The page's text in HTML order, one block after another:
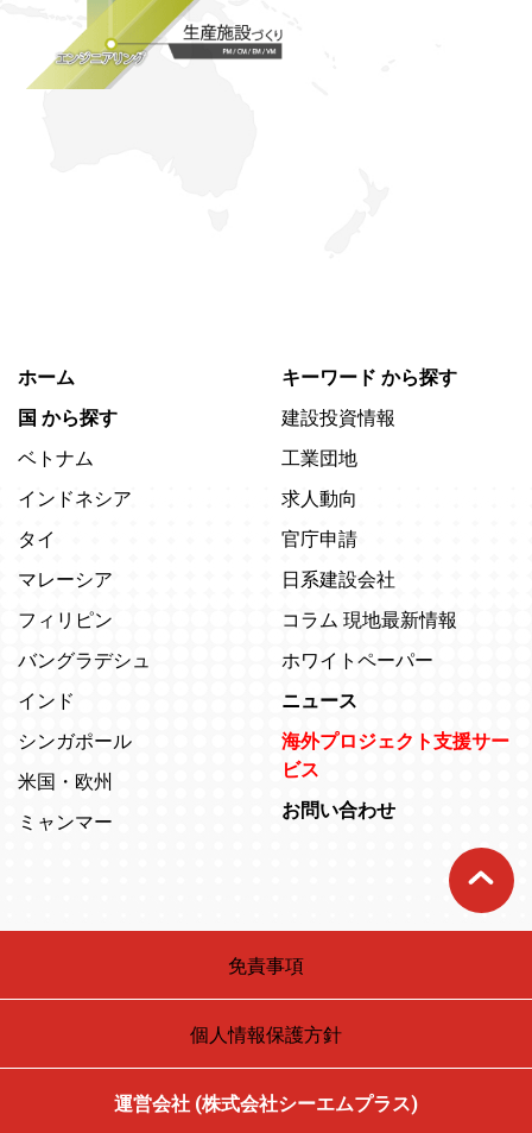
ホーム
国 から探す
ベトナム
インドネシア
タイ
マレーシア
フィリピン
バングラデシュ
インド
シンガポール
米国・欧州
ミャンマー
キーワード から探す
建設投資情報
工業団地
求人動向
官庁申請
日系建設会社
コラム 現地最新情報
ホワイトペーパー
ニュース
海外プロジェクト支援サー
ビス
お問い合わせ
免責事項
個人情報保護方針
運営会社 (株式会社シーエムプラス)